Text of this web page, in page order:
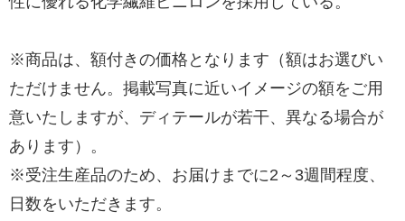
※商品は、額付きの価格となります（額はお選びい
ただけません。掲載写真に近いイメージの額をご用
意いたしますが、ディテールが若干、異なる場合が
あります）。
※受注生産品のため、お届けまでに2～3週間程度、
日数をいただきます。